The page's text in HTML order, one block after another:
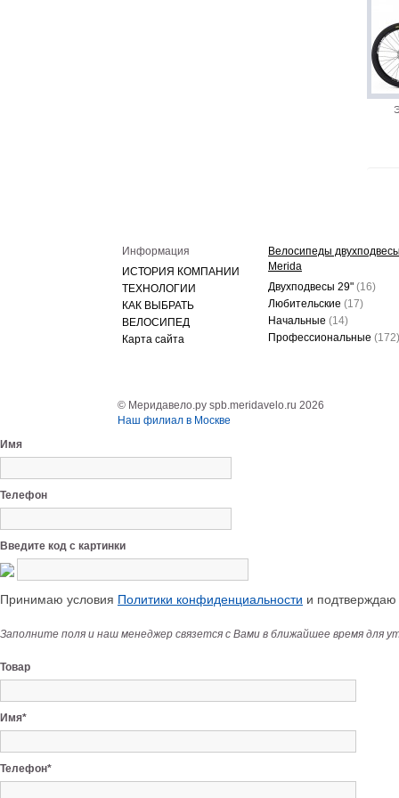
Информация
ИСТОРИЯ КОМПАНИИ
ТЕХНОЛОГИИ
КАК ВЫБРАТЬ
ВЕЛОСИПЕД
Карта сайта
Велосипеды
Merida
Двухподвесы 29" (16)
Любительские (17)
Начальные (14)
Профессиональные (172)
© Меридавело.ру spb.meridavelo.ru 2026
Наш филиал в Москве
Имя
Телефон
Введите код с картинки
Принимаю условия Политики конфиденциальности и подтверждаю
Заполните поля и наш менеджер связется с Вами в ближайшее время для
Товар
Имя*
Телефон*